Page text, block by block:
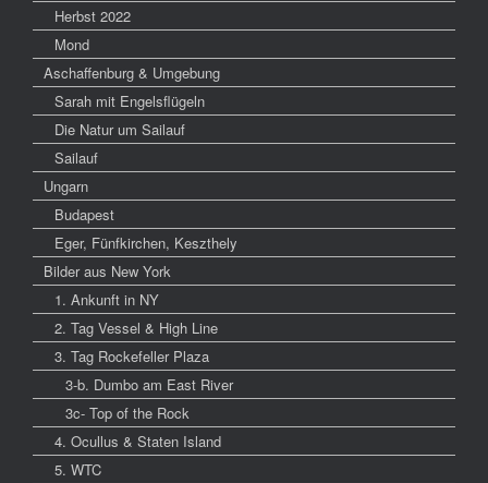
Herbst 2022
Mond
Aschaffenburg & Umgebung
Sarah mit Engelsflügeln
Die Natur um Sailauf
Sailauf
Ungarn
Budapest
Eger, Fünfkirchen, Keszthely
Bilder aus New York
1. Ankunft in NY
2. Tag Vessel & High Line
3. Tag Rockefeller Plaza
3-b. Dumbo am East River
3c- Top of the Rock
4. Ocullus & Staten Island
5. WTC